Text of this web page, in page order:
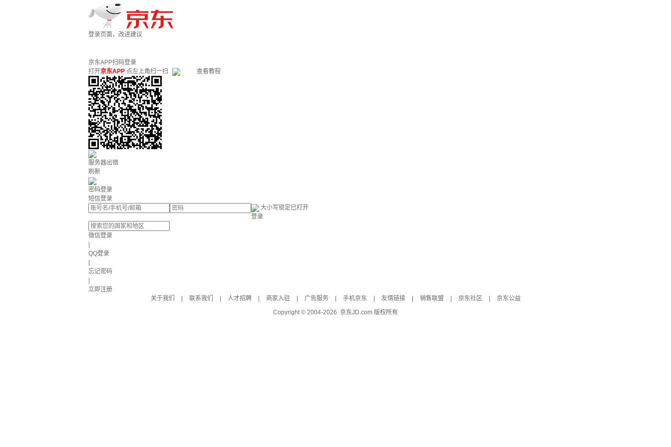
登录页面，改进建议
京东APP扫码登录
打开京东APP 点左上角扫一扫 查看教程
服务器出错
刷新
密码登录
短信登录
大小写锁定已打开
登录
微信登录
QQ登录
忘记密码
立即注册
关于我们
联系我们 人才招聘 商家入驻 广告服务 手机京东 友情链接 销售联盟 京东社区
京东公益
Copyright © 2004-2026 京东JD.com 版权所有